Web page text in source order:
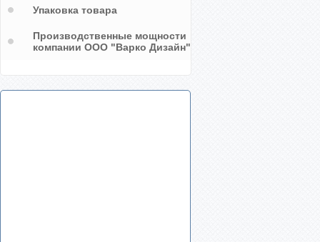
Упаковка товара
Производственные мощности
компании ООО "Варко Дизайн"